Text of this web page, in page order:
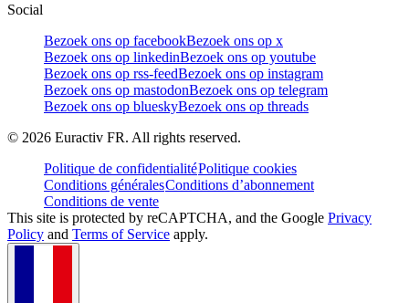
Social
Bezoek ons op facebookBezoek ons op x
Bezoek ons op linkedinBezoek ons op youtube
Bezoek ons op rss-feedBezoek ons op instagram
Bezoek ons op mastodonBezoek ons op telegram
Bezoek ons op blueskyBezoek ons op threads
© 2026 Euractiv FR. All rights reserved.
Politique de confidentialitéPolitique cookies
Conditions généralesConditions d’abonnement
Conditions de vente
This site is protected by reCAPTCHA, and the Google Privacy
Policy and Terms of Service apply.